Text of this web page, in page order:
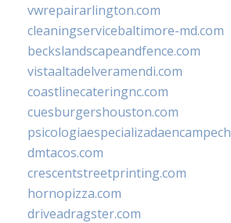
vwrepairarlington.com
cleaningservicebaltimore-md.com
beckslandscapeandfence.com
vistaaltadelveramendi.com
coastlinecateringnc.com
cuesburgershouston.com
dmtacos.com
crescentstreetprinting.com
hornopizza.com
driveadragster.com